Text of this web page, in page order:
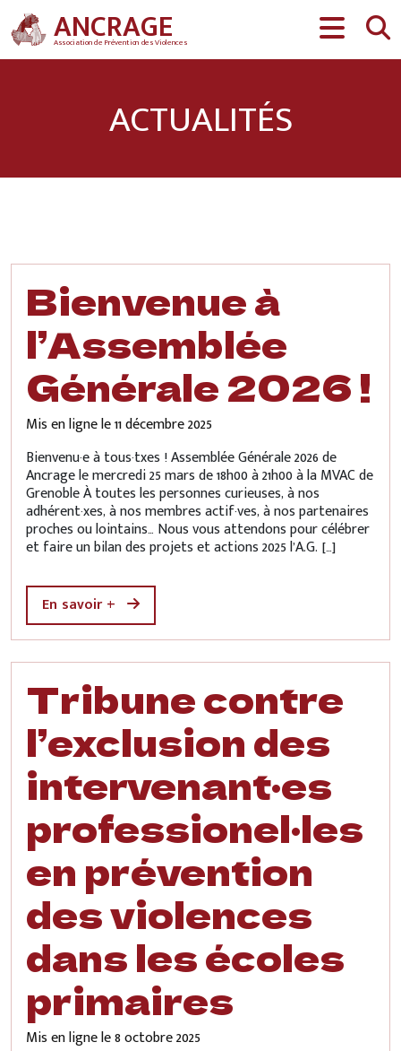
Aller au contenuANCRAGE
Association de Prévention des Violences
ACTUALITÉS
Bienvenue à
l’Assemblée
Générale 2026 !
Mis en ligne le11 décembre 2025
Bienvenu·e à tous·txes ! Assemblée Générale 2026 de
Ancrage le mercredi 25 mars de 18h00 à 21h00 à la MVAC de
Grenoble À toutes les personnes curieuses, à nos
adhérent·xes, à nos membres actif·ves, à nos partenaires
proches ou lointains… Nous vous attendons pour célébrer
et faire un bilan des projets et actions 2025 l’A.G. […]
En savoir +
Tribune contre
l’exclusion des
intervenant·es
professionel·les
en prévention
des violences
dans les écoles
primaires
Mis en ligne le8 octobre 2025